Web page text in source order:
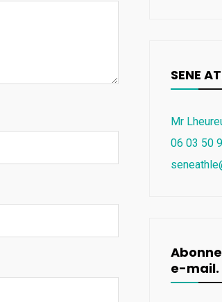
SENE
Mr
06 03 50
e-mail.